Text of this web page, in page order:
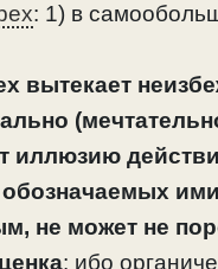
: 1) в
вытекает
иллюзию
не может не
: ибо